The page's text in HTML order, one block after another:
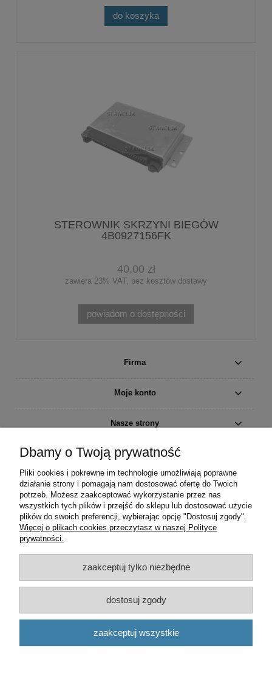
do koszyka
STEROWNIK SKRZYNI BIEGÓW
4B0927156FK
40,00 zł
zawiera 23% VAT, bez kosztów dostawy
powiadom o dostępności
Firma
Moje konto
Nasze strony
Pomoc
Informacje
Kopiowanie, powielanie, zmienianie i używanie w jakikolwiek inny
sposób zdjęć i opisów ze sklepu, bez zgody właściciela -
ZABRONIONE - pod groźbą karną art. 115 - 119 ustawy z dnia 4
lutego 1994 roku o prawie autorskim i prawach pokrewnych [Dz.U. z
1994 r. Nr 24, poz. 83] oraz ustawy z dnia 23 kwietnia 1994 roku
kodeks cywilny [Dz.U. z 1994 r. Nr 16, poz. 93].
pokaż pełną wersję strony
Sklep internetowy Shoper.pl
Dbamy o Twoją prywatność
Pliki cookies i pokrewne im technologie umożliwiają poprawne
działanie strony i pomagają nam dostosować ofertę do Twoich
potrzeb. Możesz zaakceptować wykorzystanie przez nas
wszystkich tych plików i przejść do sklepu lub dostosować użycie
plików do swoich preferencji, wybierając opcję "Dostosuj zgody".
Więcej o plikach cookies przeczytasz w naszej Polityce
prywatności.
zaakceptuj tylko niezbędne
dostosuj zgody
zaakceptuj wszystkie